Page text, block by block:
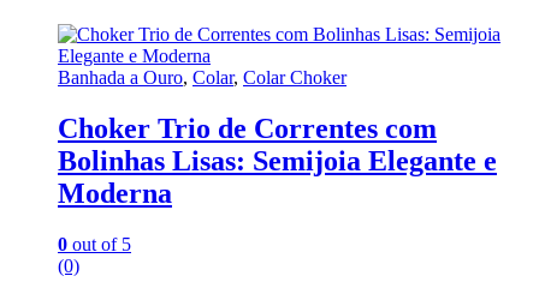
Banhada a Ouro, Colar, Colar Choker
Choker Trio de Correntes com
Bolinhas Lisas: Semijoia Elegante e
Moderna
0 out of 5
(0)